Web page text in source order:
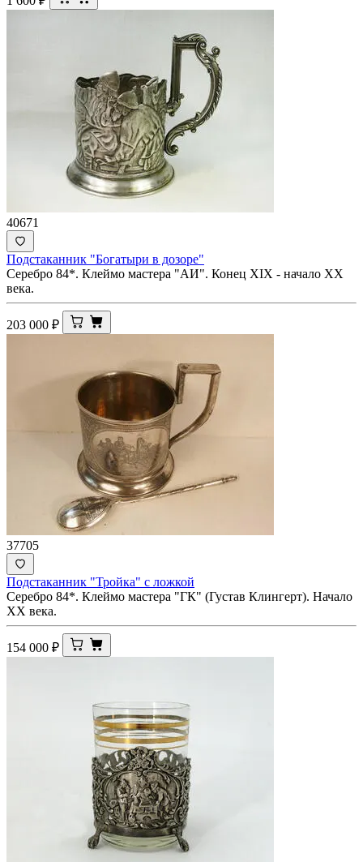
40671
Подстаканник "Богатыри в дозоре"
Серебро 84*. Клеймо мастера "АИ". Конец XIX - начало ХХ
века.
203 000 ₽
37705
Подстаканник "Тройка" с ложкой
Серебро 84*. Клеймо мастера "ГК" (Густав Клингерт). Начало
ХХ века.
154 000 ₽